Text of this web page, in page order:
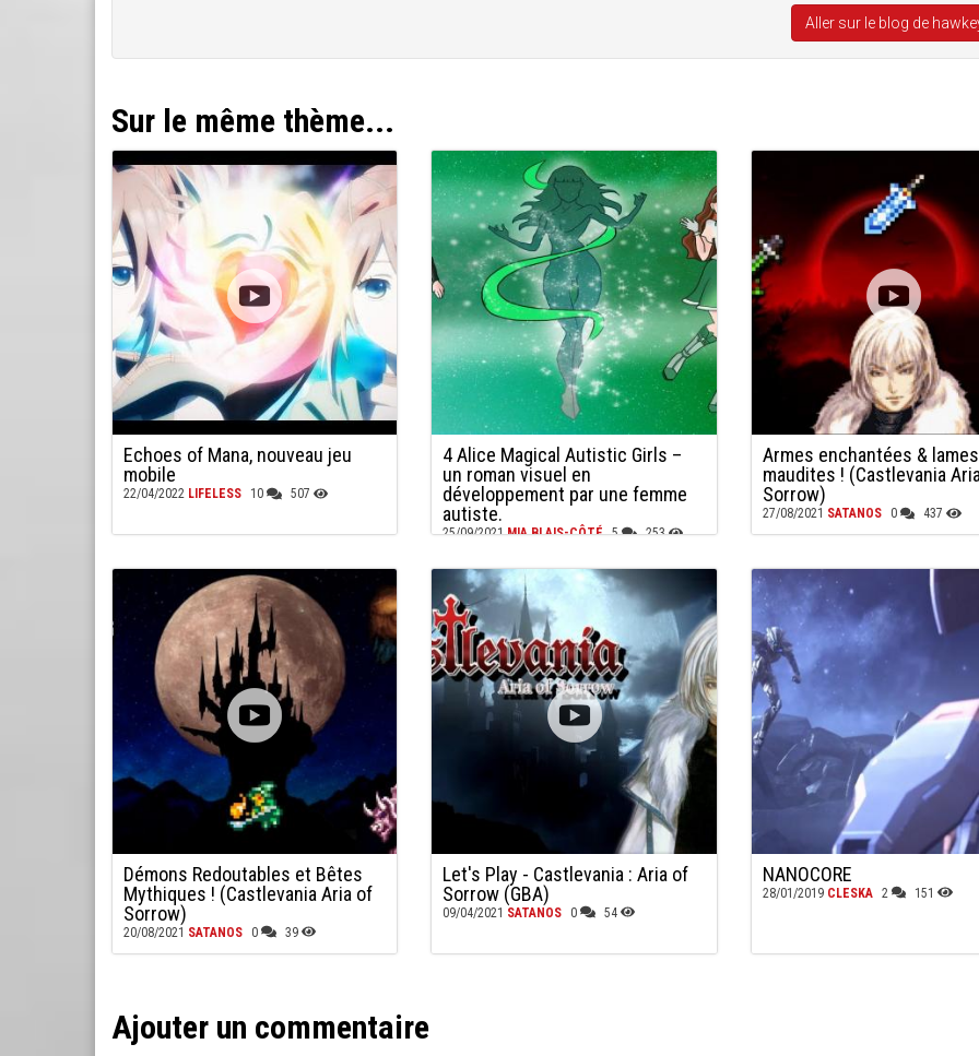
Aller sur le blog de
Sur le même thème...
Echoes of Mana, nouveau jeu
mobile
22/04/2022 LIFELESS 10 507
4 Alice Magical Autistic Girls –
un roman visuel en
développement par une femme
autiste.
25/09/2021MIA BLAIS-CÔTÉ 5 253
Armes enchantées & lames
maudites ! (Castlevania
Sorrow)
27/08/2021 SATANOS 0 437
Démons Redoutables et Bêtes
Mythiques ! (Castlevania Aria of
Sorrow)
20/08/2021 SATANOS 0 39
Let's Play - Castlevania : Aria of
Sorrow (GBA)
09/04/2021 SATANOS 0 54
NANOCORE
28/01/2019 CLESKA 2 151
Ajouter un commentaire